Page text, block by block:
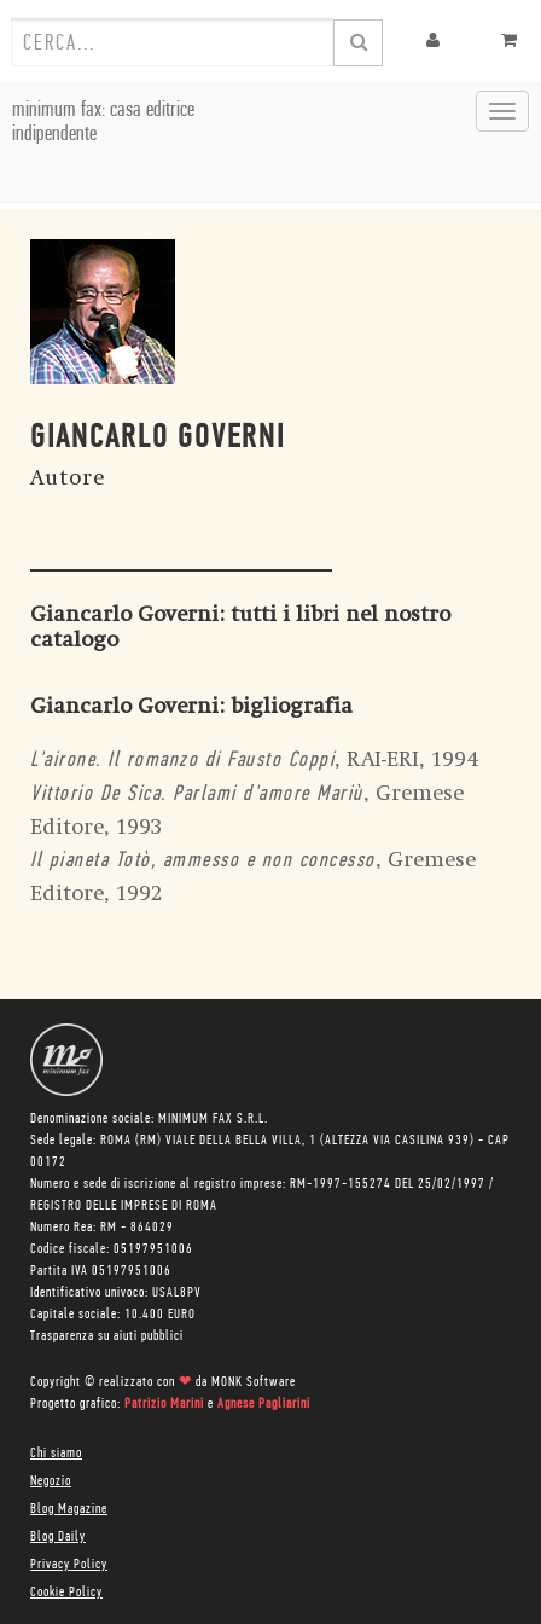
minimum fax: casa editrice
indipendente
GIANCARLO GOVERNI
Autore
Giancarlo Governi: tutti i libri nel nostro
catalogo
Giancarlo Governi: bigliografia
L'airone. Il romanzo di Fausto Coppi, RAI-ERI, 1994
Vittorio De Sica. Parlami d'amore Mariù, Gremese
Editore, 1993
Il pianeta Totò, ammesso e non concesso, Gremese
Editore, 1992
Denominazione sociale: MINIMUM FAX S.R.L.
Sede legale: ROMA (RM) VIALE DELLA BELLA VILLA, 1 (ALTEZZA VIA CASILINA 939) - CAP
00172
Numero e sede di iscrizione al registro imprese: RM-1997-155274 DEL 25/02/1997 /
REGISTRO DELLE IMPRESE DI ROMA
Numero Rea: RM - 864029
Codice fiscale: 05197951006
Partita IVA 05197951006
Identificativo univoco: USAL8PV
Capitale sociale: 10.400 EURO
Trasparenza su aiuti pubblici
Copyright © realizzato con ❤ da MONK Software
Progetto grafico: Patrizio Marini e Agnese Pagliarini
Chi siamo
Negozio
Blog Magazine
Blog Daily
Privacy Policy
Cookie Policy